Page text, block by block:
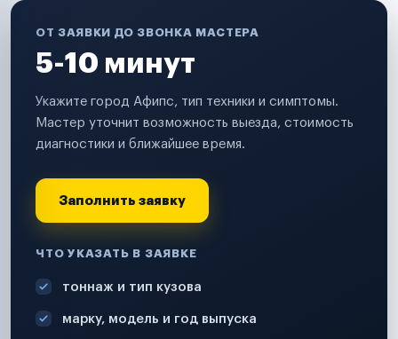
ОТ ЗАЯВКИ ДО ЗВОНКА МАСТЕРА
5-10 минут
Укажите город Афипс, тип техники и симптомы.
Мастер уточнит возможность выезда, стоимость
диагностики и ближайшее время.
Заполнить заявку
ЧТО УКАЗАТЬ В ЗАЯВКЕ
тоннаж и тип кузова
марку, модель и год выпуска